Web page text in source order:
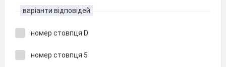
варіанти відповідей
номер стовпця D
номер стовпця 5